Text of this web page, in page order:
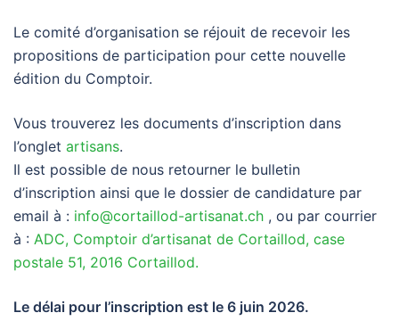
Le comité d’organisation se réjouit de recevoir les
propositions de participation pour cette nouvelle
édition du Comptoir.
Vous trouverez les documents d’inscription dans
l’onglet artisans.
Il est possible de nous retourner le bulletin
d’inscription ainsi que le dossier de candidature par
email à : info@cortaillod-artisanat.ch , ou par courrier
à : ADC, Comptoir d’artisanat de Cortaillod, case
postale 51, 2016 Cortaillod.
Le délai pour l’inscription est le 6 juin 2026.